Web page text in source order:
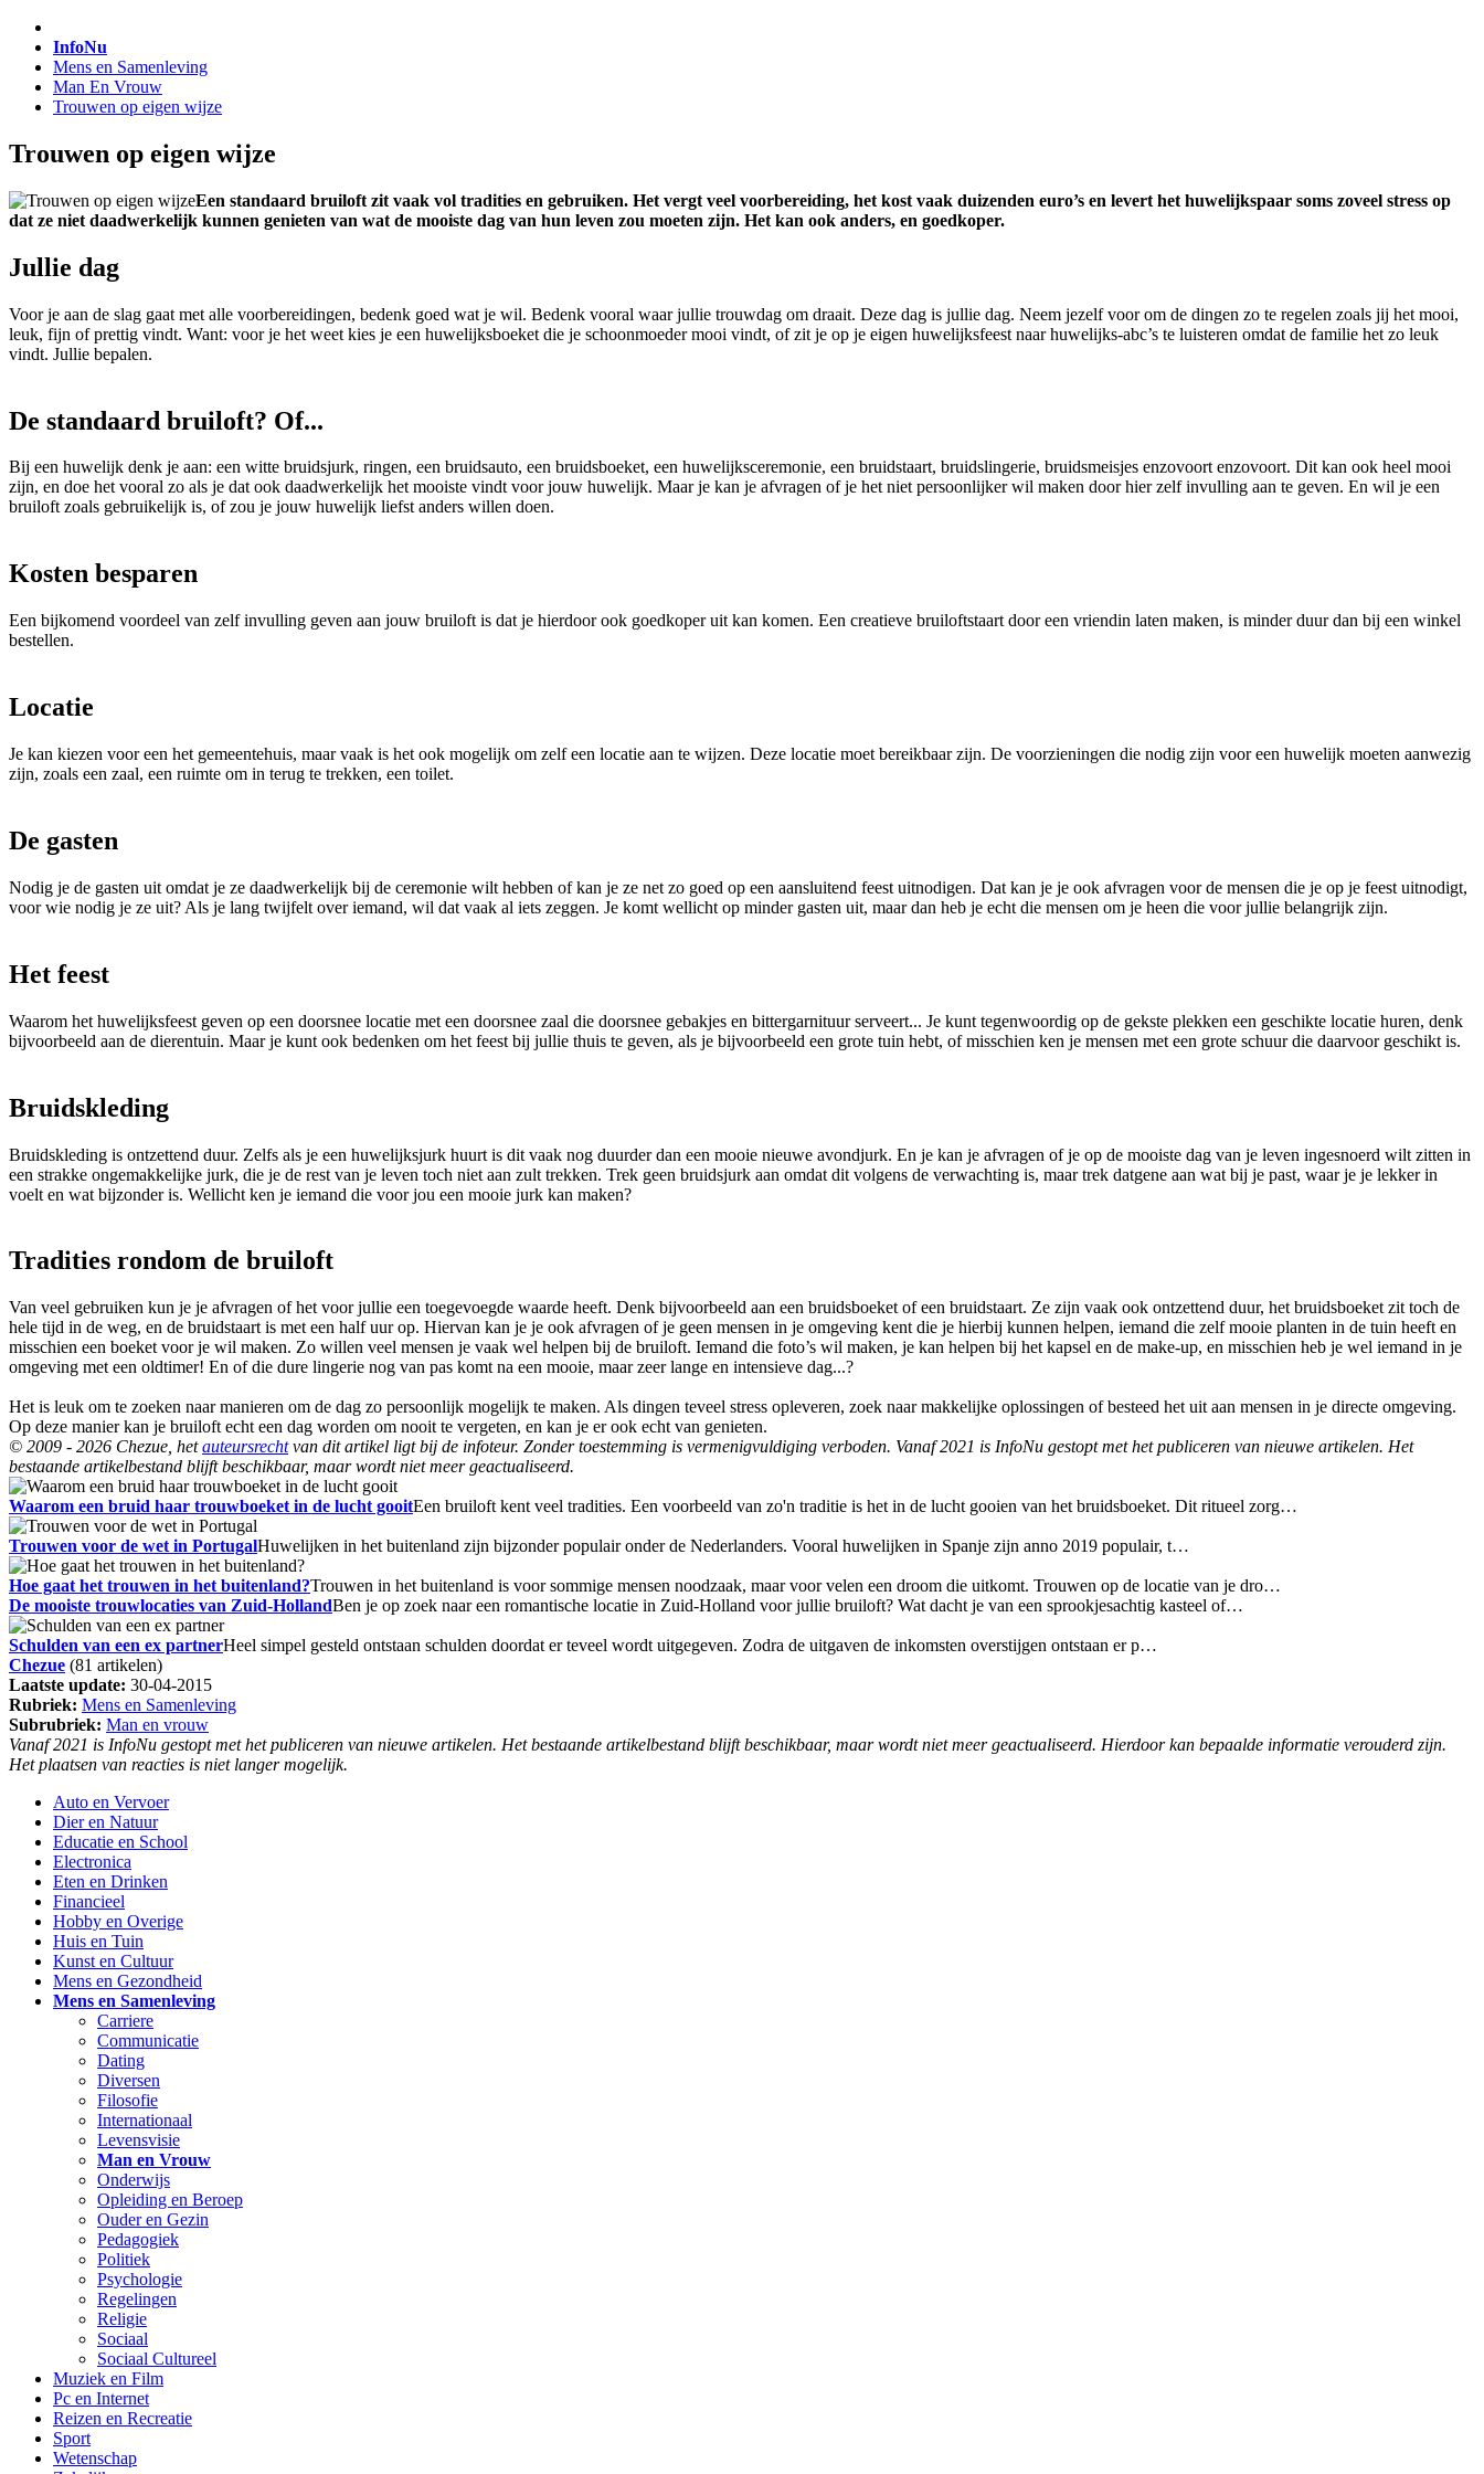
InfoNu
Mens en Samenleving
Man En Vrouw
Trouwen op eigen wijze
Trouwen op eigen wijze
Een standaard bruiloft zit vaak vol tradities en gebruiken. Het vergt veel voorbereiding, het kost vaak duizenden euro’s en levert het huwelijkspaar soms zoveel stress op
dat ze niet daadwerkelijk kunnen genieten van wat de mooiste dag van hun leven zou moeten zijn. Het kan ook anders, en goedkoper.
Jullie dag
Voor je aan de slag gaat met alle voorbereidingen, bedenk goed wat je wil. Bedenk vooral waar jullie trouwdag om draait. Deze dag is jullie dag. Neem jezelf voor om de dingen zo te regelen zoals jij het mooi,
leuk, fijn of prettig vindt. Want: voor je het weet kies je een huwelijksboeket die je schoonmoeder mooi vindt, of zit je op je eigen huwelijksfeest naar huwelijks-abc’s te luisteren omdat de familie het zo leuk
vindt. Jullie bepalen.
De standaard bruiloft? Of...
Bij een huwelijk denk je aan: een witte bruidsjurk, ringen, een bruidsauto, een bruidsboeket, een huwelijksceremonie, een bruidstaart, bruidslingerie, bruidsmeisjes enzovoort enzovoort. Dit kan ook heel mooi
zijn, en doe het vooral zo als je dat ook daadwerkelijk het mooiste vindt voor jouw huwelijk. Maar je kan je afvragen of je het niet persoonlijker wil maken door hier zelf invulling aan te geven. En wil je een
bruiloft zoals gebruikelijk is, of zou je jouw huwelijk liefst anders willen doen.
Kosten besparen
Een bijkomend voordeel van zelf invulling geven aan jouw bruiloft is dat je hierdoor ook goedkoper uit kan komen. Een creatieve bruiloftstaart door een vriendin laten maken, is minder duur dan bij een winkel
bestellen.
Locatie
Je kan kiezen voor een het gemeentehuis, maar vaak is het ook mogelijk om zelf een locatie aan te wijzen. Deze locatie moet bereikbaar zijn. De voorzieningen die nodig zijn voor een huwelijk moeten aanwezig
zijn, zoals een zaal, een ruimte om in terug te trekken, een toilet.
De gasten
Nodig je de gasten uit omdat je ze daadwerkelijk bij de ceremonie wilt hebben of kan je ze net zo goed op een aansluitend feest uitnodigen. Dat kan je je ook afvragen voor de mensen die je op je feest uitnodigt,
voor wie nodig je ze uit? Als je lang twijfelt over iemand, wil dat vaak al iets zeggen. Je komt wellicht op minder gasten uit, maar dan heb je echt die mensen om je heen die voor jullie belangrijk zijn.
Het feest
Waarom het huwelijksfeest geven op een doorsnee locatie met een doorsnee zaal die doorsnee gebakjes en bittergarnituur serveert... Je kunt tegenwoordig op de gekste plekken een geschikte locatie huren, denk
bijvoorbeeld aan de dierentuin. Maar je kunt ook bedenken om het feest bij jullie thuis te geven, als je bijvoorbeeld een grote tuin hebt, of misschien ken je mensen met een grote schuur die daarvoor geschikt is.
Bruidskleding
Bruidskleding is ontzettend duur. Zelfs als je een huwelijksjurk huurt is dit vaak nog duurder dan een mooie nieuwe avondjurk. En je kan je afvragen of je op de mooiste dag van je leven ingesnoerd wilt zitten in
een strakke ongemakkelijke jurk, die je de rest van je leven toch niet aan zult trekken. Trek geen bruidsjurk aan omdat dit volgens de verwachting is, maar trek datgene aan wat bij je past, waar je je lekker in
voelt en wat bijzonder is. Wellicht ken je iemand die voor jou een mooie jurk kan maken?
Tradities rondom de bruiloft
Van veel gebruiken kun je je afvragen of het voor jullie een toegevoegde waarde heeft. Denk bijvoorbeeld aan een bruidsboeket of een bruidstaart. Ze zijn vaak ook ontzettend duur, het bruidsboeket zit toch de
hele tijd in de weg, en de bruidstaart is met een half uur op. Hiervan kan je je ook afvragen of je geen mensen in je omgeving kent die je hierbij kunnen helpen, iemand die zelf mooie planten in de tuin heeft en
misschien een boeket voor je wil maken. Zo willen veel mensen je vaak wel helpen bij de bruiloft. Iemand die foto’s wil maken, je kan helpen bij het kapsel en de make-up, en misschien heb je wel iemand in je
omgeving met een oldtimer! En of die dure lingerie nog van pas komt na een mooie, maar zeer lange en intensieve dag...?
Het is leuk om te zoeken naar manieren om de dag zo persoonlijk mogelijk te maken. Als dingen teveel stress opleveren, zoek naar makkelijke oplossingen of besteed het uit aan mensen in je directe omgeving.
Op deze manier kan je bruiloft echt een dag worden om nooit te vergeten, en kan je er ook echt van genieten.
© 2009 - 2026 Chezue, hetauteursrechtvan dit artikel ligt bij de infoteur. Zonder toestemming is vermenigvuldiging verboden. Vanaf 2021 is InfoNu gestopt met het publiceren van nieuwe artikelen. Het
bestaande artikelbestand blijft beschikbaar, maar wordt niet meer geactualiseerd.
Waarom een bruid haar trouwboeket in de lucht gooitEen bruiloft kent veel tradities. Een voorbeeld van zo'n traditie is het in de lucht gooien van het bruidsboeket. Dit ritueel zorg…
Trouwen voor de wet in PortugalHuwelijken in het buitenland zijn bijzonder populair onder de Nederlanders. Vooral huwelijken in Spanje zijn anno 2019 populair, t…
Hoe gaat het trouwen in het buitenland?Trouwen in het buitenland is voor sommige mensen noodzaak, maar voor velen een droom die uitkomt. Trouwen op de locatie van je dro…
De mooiste trouwlocaties van Zuid-HollandBen je op zoek naar een romantische locatie in Zuid-Holland voor jullie bruiloft? Wat dacht je van een sprookjesachtig kasteel of…
Schulden van een ex partnerHeel simpel gesteld ontstaan schulden doordat er teveel wordt uitgegeven. Zodra de uitgaven de inkomsten overstijgen ontstaan er p…
Chezue (81 artikelen)
Laatste update: 30-04-2015
Rubriek: Mens en Samenleving
Subrubriek: Man en vrouw
Vanaf 2021 is InfoNu gestopt met het publiceren van nieuwe artikelen. Het bestaande artikelbestand blijft beschikbaar, maar wordt niet meer geactualiseerd. Hierdoor kan bepaalde informatie verouderd zijn.
Het plaatsen van reacties is niet langer mogelijk.
Auto en Vervoer
Dier en Natuur
Educatie en School
Electronica
Eten en Drinken
Financieel
Hobby en Overige
Huis en Tuin
Kunst en Cultuur
Mens en Gezondheid
Mens en Samenleving
Carriere
Communicatie
Dating
Diversen
Filosofie
Internationaal
Levensvisie
Man en Vrouw
Onderwijs
Opleiding en Beroep
Ouder en Gezin
Pedagogiek
Politiek
Psychologie
Regelingen
Religie
Sociaal
Sociaal Cultureel
Muziek en Film
Pc en Internet
Reizen en Recreatie
Sport
Wetenschap